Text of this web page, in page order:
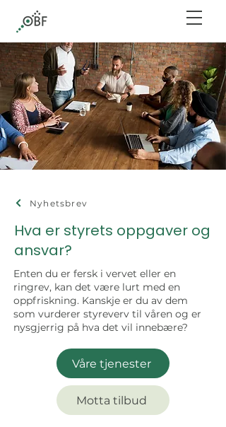
Nyhetsbrev
Hva er styrets oppgaver og
ansvar?
Enten du er fersk i vervet eller en
ringrev, kan det være lurt med en
oppfriskning. Kanskje er du av dem
som vurderer styreverv til våren og er
nysgjerrig på hva det vil innebære?
Våre tjenester
Motta tilbud